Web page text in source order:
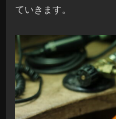
ていきます。